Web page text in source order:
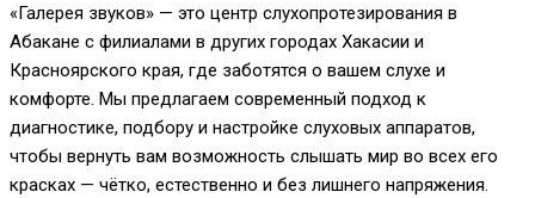
«Галерея звуков» — это центр слухопротезирования в
Абакане с филиалами в других городах Хакасии и
Красноярского края, где заботятся о вашем слухе и
комфорте. Мы предлагаем современный подход к
диагностике, подбору и настройке слуховых аппаратов,
чтобы вернуть вам возможность слышать мир во всех его
красках — чётко, естественно и без лишнего напряжения.